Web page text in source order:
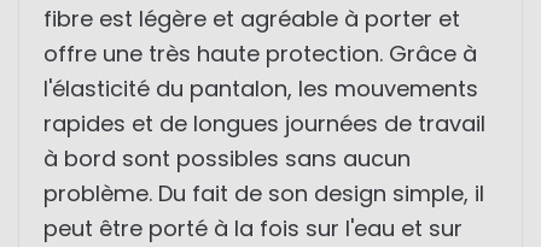
fibre est légère et agréable à porter et
offre une très haute protection. Grâce à
l'élasticité du pantalon, les mouvements
rapides et de longues journées de travail
à bord sont possibles sans aucun
problème. Du fait de son design simple, il
peut être porté à la fois sur l'eau et sur